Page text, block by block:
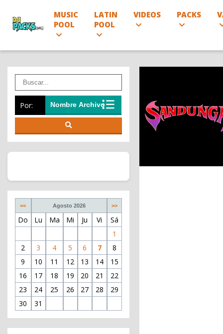
MUSIC
POOL
LATIN
POOL
VIDEOS PACKS
Por:
<< Agosto 2026 >>
Do Lu Ma Mi Ju Vi
Sá
1
2
3 4 5 6 7
8
9
10 11 12 13 14
15
16
17 18 19 20 21
22
23
24 25 26 27 28
29
30
31